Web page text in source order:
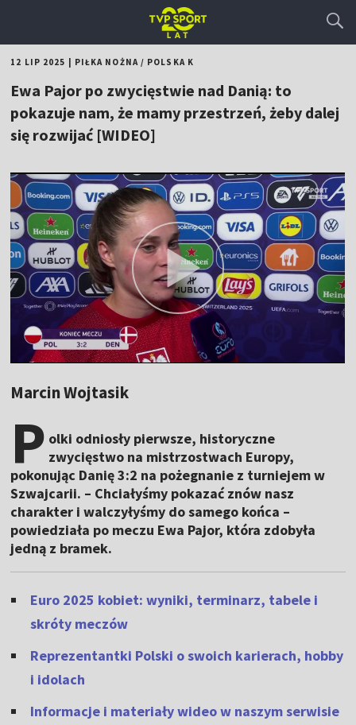
12 LIP 2025 PIŁKA NOŻNA/ POLSKA K
Ewa Pajor po zwycięstwie nad Danią: to
pokazuje nam, że mamy przestrzeń, żeby dalej
się rozwijać [WIDEO]
Marcin Wojtasik
P olki odniosły pierwsze, historyczne
zwycięstwo na mistrzostwach Europy,
pokonując Danię 3:2 na pożegnanie z turniejem w
Szwajcarii. – Chciałyśmy pokazać znów nasz
charakter i walczyłyśmy do samego końca –
powiedziała po meczu Ewa Pajor, która zdobyła
jedną z bramek.
Euro 2025 kobiet: wyniki, terminarz, tabele i
skróty meczów
Reprezentantki Polski o swoich karierach, hobby
i idolach
Informacje i materiały wideo w naszym serwisie